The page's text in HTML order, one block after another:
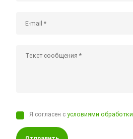
Я согласен сусловиями обработки